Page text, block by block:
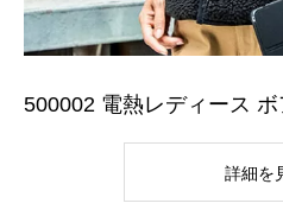
500002 電熱レディース
詳細を